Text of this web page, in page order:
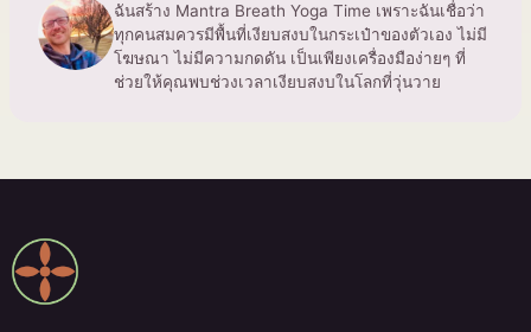
ฉันสร้าง Mantra Breath Yoga Time เพราะฉันเชื่อว่า
ทุกคนสมควรมีพื้นที่เงียบสงบในกระเป๋าของตัวเอง ไม่มี
โฆษณา ไม่มีความกดดัน เป็นเพียงเครื่องมือง่ายๆ ที่
ช่วยให้คุณพบช่วงเวลาเงียบสงบในโลกที่วุ่นวาย